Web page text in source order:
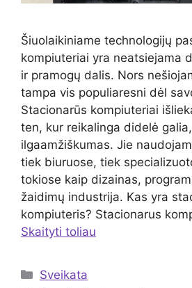
Šiuolaikiniame technologijų
kompiuteriai yra neatsiejama
ir pramogų dalis. Nors
tampa vis populiaresni dėl
Stacionarūs kompiuteriai
ten, kur reikalinga didelė
ilgaamžiškumas. Jie
tiek biuruose, tiek
tokiose kaip dizainas,
žaidimų industrija. Kas yra
kompiuteris? Stacionarus
Skaityti toliau
Kategorijos
Sveikata